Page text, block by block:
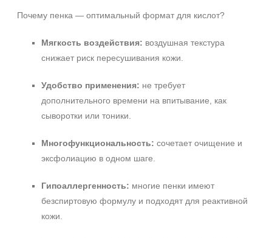
Почему пенка — оптимальный формат для кислот?
Мягкость воздействия: воздушная текстура
снижает риск пересушивания кожи.
Удобство применения: не требует
дополнительного времени на впитывание, как
сыворотки или тоники.
Многофункциональность: сочетает очищение и
эксфолиацию в одном шаге.
Гипоаллергенность: многие пенки имеют
безспиртовую формулу и подходят для реактивной
кожи.